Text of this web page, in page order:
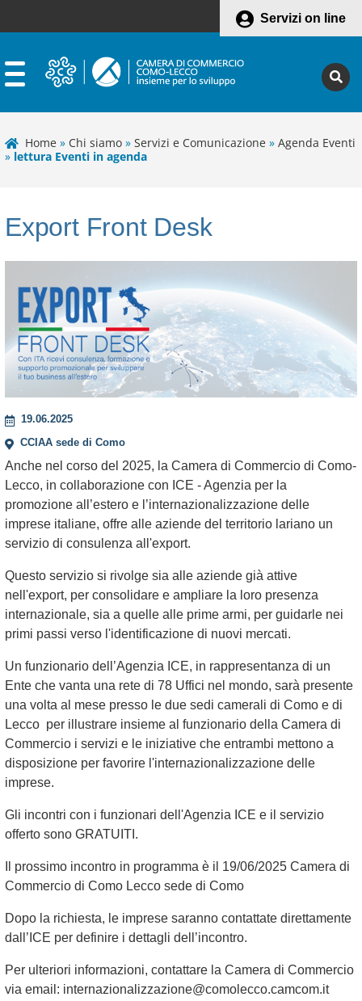
Servizi on line
Home » Chi siamo » Servizi e Comunicazione » Agenda Eventi
» lettura Eventi in agenda
Export Front Desk
−
19.06.2025
CCIAA sede di Como
Anche nel corso del 2025, la Camera di Commercio di Como-
Lecco, in collaborazione con ICE - Agenzia per la
promozione all’estero e l’internazionalizzazione delle
imprese italiane, offre alle aziende del territorio lariano un
servizio di consulenza all'export.
Questo servizio si rivolge sia alle aziende già attive
nell'export, per consolidare e ampliare la loro presenza
internazionale, sia a quelle alle prime armi, per guidarle nei
primi passi verso l'identificazione di nuovi mercati.
Un funzionario dell’Agenzia ICE, in rappresentanza di un
Ente che vanta una rete di 78 Uffici nel mondo, sarà presente
una volta al mese presso le due sedi camerali di Como e di
Lecco per illustrare insieme al funzionario della Camera di
Commercio i servizi e le iniziative che entrambi mettono a
disposizione per favorire l'internazionalizzazione delle
imprese.
Gli incontri con i funzionari dell'Agenzia ICE e il servizio
offerto sono GRATUITI.
Il prossimo incontro in programma è il 19/06/2025 Camera di
Commercio di Como Lecco sede di Como
Dopo la richiesta, le imprese saranno contattate direttamente
dall’ICE per definire i dettagli dell’incontro.
Per ulteriori informazioni, contattare la Camera di Commercio
via email: internazionalizzazione@comolecco.camcom.it